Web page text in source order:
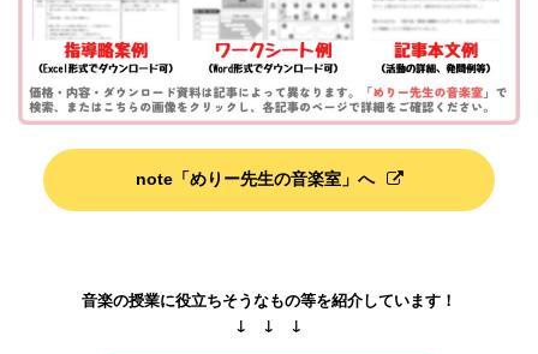
note「めりー先生の音楽室」へ
音楽の授業に役立ちそうなもの等を紹介しています！
↓ ↓ ↓